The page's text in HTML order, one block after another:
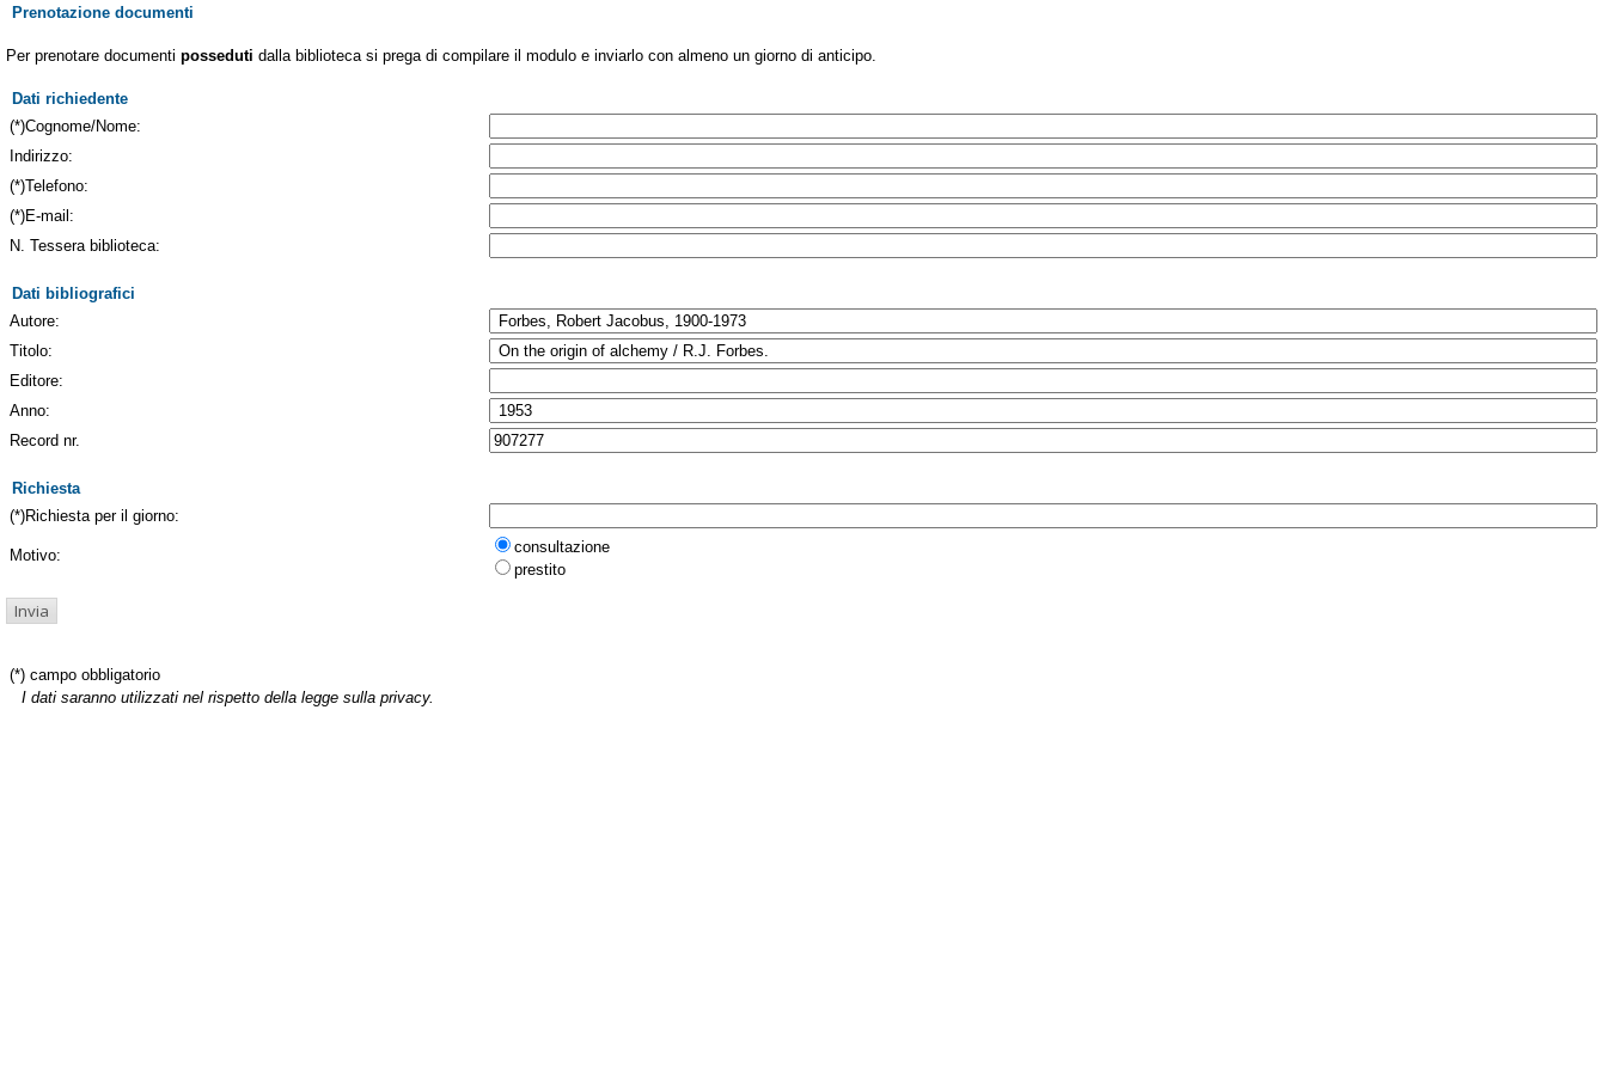
Prenotazione documenti
Per prenotare documenti posseduti dalla biblioteca si prega di compilare il modulo e inviarlo con almeno un giorno di anticipo.
Dati richiedente
(*)Cognome/Nome:
Indirizzo:
(*)Telefono:
(*)E-mail:
N. Tessera biblioteca:
Dati bibliografici
Autore:
Titolo:
Editore:
Anno:
Record nr.
Richiesta
(*)Richiesta per il giorno:
Motivo:
consultazione
prestito
(*) campo obbligatorio
I dati saranno utilizzati nel rispetto della legge sulla privacy.